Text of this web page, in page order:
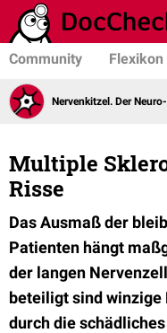
Community Flexikon
Nervenkitzel. Der
Multiple
Risse
Das Ausmaß der
Patienten hängt
der langen
beteiligt sind winzige
durch die